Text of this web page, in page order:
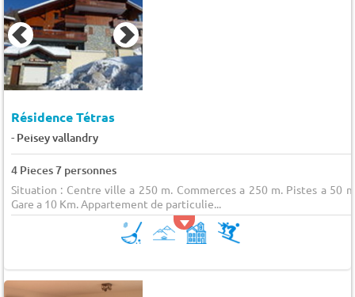
Résidence Tétras
- Peisey vallandry
4 Pieces 7 personnes
Situation : Centre ville a 250 m. Commerces a 250 m. Pistes a 50
Gare a 10 Km. Appartement de particulie...